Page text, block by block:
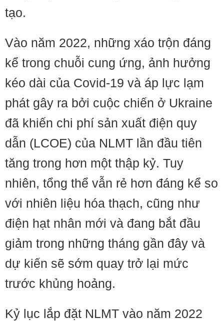
tạo.
Vào năm 2022, những xáo trộn đáng
kể trong chuỗi cung ứng, ảnh hưởng
kéo dài của Covid-19 và áp lực lạm
phát gây ra bởi cuộc chiến ở Ukraine
đã khiến chi phí sản xuất điện quy
dẫn (LCOE) của NLMT lần đầu tiên
tăng trong hơn một thập kỷ. Tuy
nhiên, tổng thể vẫn rẻ hơn đáng kể so
với nhiên liệu hóa thạch, cũng như
điện hạt nhân mới và đang bắt đầu
giảm trong những tháng gần đây và
dự kiến sẽ sớm quay trở lại mức
trước khủng hoảng.
Kỷ lục lắp đặt NLMT vào năm 2022